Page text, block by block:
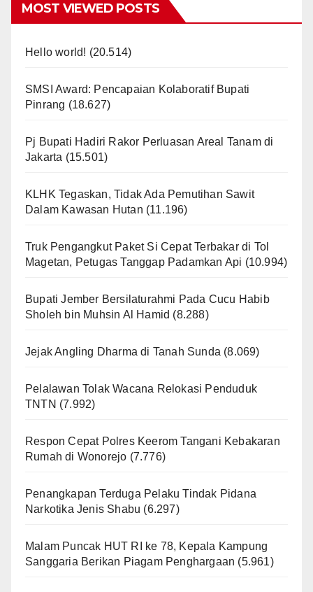
MOST VIEWED POSTS
Hello world! (20.514)
SMSI Award: Pencapaian Kolaboratif Bupati
Pinrang (18.627)
Pj Bupati Hadiri Rakor Perluasan Areal Tanam di
Jakarta (15.501)
KLHK Tegaskan, Tidak Ada Pemutihan Sawit
Dalam Kawasan Hutan (11.196)
Truk Pengangkut Paket Si Cepat Terbakar di Tol
Magetan, Petugas Tanggap Padamkan Api (10.994)
Bupati Jember Bersilaturahmi Pada Cucu Habib
Sholeh bin Muhsin Al Hamid (8.288)
Jejak Angling Dharma di Tanah Sunda (8.069)
Pelalawan Tolak Wacana Relokasi Penduduk
TNTN (7.992)
Respon Cepat Polres Keerom Tangani Kebakaran
Rumah di Wonorejo (7.776)
Penangkapan Terduga Pelaku Tindak Pidana
Narkotika Jenis Shabu (6.297)
Malam Puncak HUT RI ke 78, Kepala Kampung
Sanggaria Berikan Piagam Penghargaan (5.961)